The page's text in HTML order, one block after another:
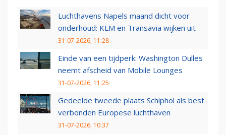
Luchthavens Napels maand dicht voor
onderhoud: KLM en Transavia wijken uit
31-07-2026, 11:28
Einde van een tijdperk: Washington Dulles
neemt afscheid van Mobile Lounges
31-07-2026, 11:25
Gedeelde tweede plaats Schiphol als best
verbonden Europese luchthaven
31-07-2026, 10:37